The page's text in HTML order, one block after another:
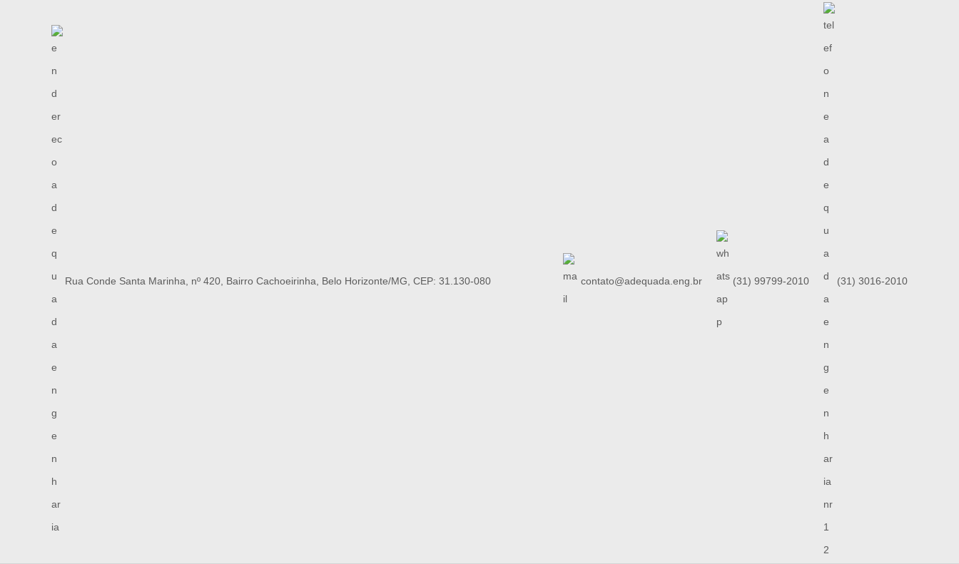
Rua Conde Santa Marinha, nº 420, Bairro Cachoeirinha, Belo Horizonte/MG, CEP: 31.130-080 contato@adequada.eng.br (31) 99799-2010 (31) 3016-2010